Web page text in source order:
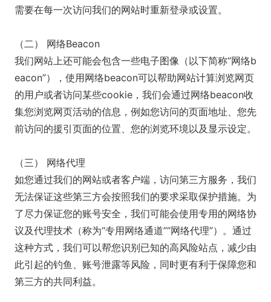
需要在每一次访问我们的网站时重新登录或设置。
（二） 网络Beacon
我们网站上还可能会包含一些电子图像（以下简称“网络b
eacon”），使用网络beacon可以帮助网站计算浏览网页
的用户或者访问某些cookie，我们会通过网络beacon收
集您浏览网页活动的信息，例如您访问的页面地址、您先
前访问的援引页面的位置、您的浏览环境以及显示设定。
（三） 网络代理
如您通过我们的网站或者客户端，访问第三方服务，我们
无法保证这些第三方会按照我们的要求采取保护措施。为
了尽力保证您的账号安全，我们可能会使用专用的网络协
议及代理技术（称为“专用网络通道”“网络代理”）。通过
这种方式，我们可以帮您识别已知的高风险站点，减少由
此引起的钓鱼、账号泄露等风险，同时更有利于保障您和
第三方的共同利益。